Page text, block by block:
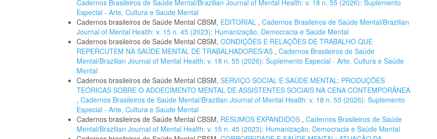
Cadernos Brasileiros de Saúde Mental/Brazilian Journal of Mental Health: v. 18 n. 55 (2026): Suplemento
Especial - Arte, Cultura e Saúde Mental
Cadernos brasileiros de Saúde Mental CBSM, EDITORIAL , Cadernos Brasileiros de Saúde Mental/Brazilian
Journal of Mental Health: v. 15 n. 45 (2023): Humanização, Democracia e Saúde Mental
Cadernos brasileiros de Saúde Mental CBSM, CONDIÇÕES E RELAÇÕES DE TRABALHO QUE
REPERCUTEM NA SAÚDE MENTAL DE TRABALHADORES/AS , Cadernos Brasileiros de Saúde
Mental/Brazilian Journal of Mental Health: v. 18 n. 55 (2026): Suplemento Especial - Arte, Cultura e Saúde
Mental
Cadernos brasileiros de Saúde Mental CBSM, SERVIÇO SOCIAL E SAÚDE MENTAL: PRODUÇÕES
TEÓRICAS SOBRE O ADOECIMENTO MENTAL DE ASSISTENTES SOCIAIS NA CENA CONTEMPORÂNEA
, Cadernos Brasileiros de Saúde Mental/Brazilian Journal of Mental Health: v. 18 n. 55 (2026): Suplemento
Especial - Arte, Cultura e Saúde Mental
Cadernos brasileiros de Saúde Mental CBSM, RESUMOS EXPANDIDOS , Cadernos Brasileiros de Saúde
Mental/Brazilian Journal of Mental Health: v. 15 n. 45 (2023): Humanização, Democracia e Saúde Mental